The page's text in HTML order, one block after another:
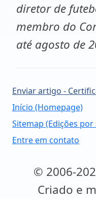
diretor de
membro do
até agosto de
Enviar artigo -
Início (Homepage)
Sitemap (Edições por
Entre em contato
© 2006-
Criado e